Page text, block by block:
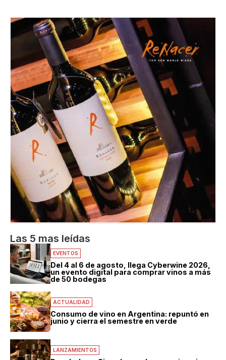
Las 5 mas leídas
EVENTOS
Del 4 al 6 de agosto, llega Cyberwine 2026,
un evento digital para comprar vinos a más
de 50 bodegas
ACTUALIDAD
Consumo de vino en Argentina: repuntó en
junio y cierra el semestre en verde
LANZAMIENTOS